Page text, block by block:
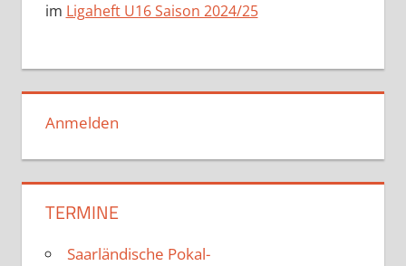
im Ligaheft U16 Saison 2024/25
Anmelden
TERMINE
Saarländische Pokal-